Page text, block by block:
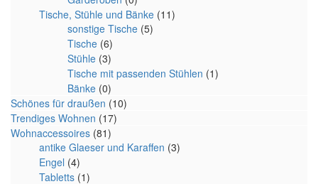
Tische, Stühle und Bänke (11)
sonstige Tische (5)
Tische (6)
Stühle (3)
Tische mit passenden Stühlen (1)
Bänke (0)
Schönes für draußen (10)
Trendiges Wohnen (17)
Wohnaccessoires (81)
antike Glaeser und Karaffen (3)
Engel (4)
Tabletts (1)